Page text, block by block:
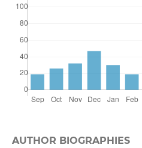
AUTHOR BIOGRAPHIES